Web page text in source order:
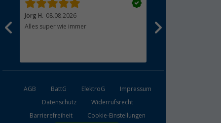
Jörg H. 08.08.2026
Alles super wie immer
Einkaufen bei Berger
Produkte, schneller
AGB
BattG ElektroG
Impressum
Datenschutz
Widerrufsrecht
Barrierefreiheit
Cookie-Einstellungen